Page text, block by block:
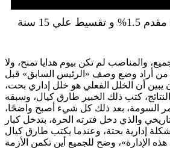
15 سنة
والمناصب لم تكن بيوم هدايا تمنح، ولا
من أراد وضع وصف «الرئيس السابق» قبل
يبين أن الخلل الفعلي هو خلل إداري بحت،
كتب ذلك الخبير طارق كيال، وسبقه
السومة، بعد ذلك كل شيء أصبح واضحًا،
والذي دخل فترته الحرة، بتدخل كبار
إدارية بحتة، وعندما يكتب طارق كيال